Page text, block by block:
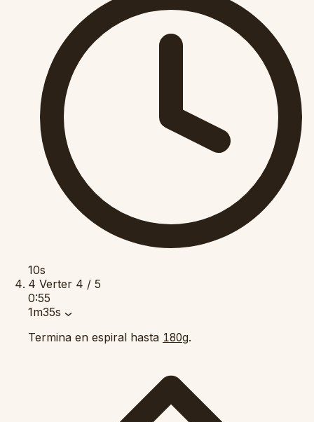
10s
4 Verter 4 / 5
0:55
1m35s
Termina en espiral hasta 180g.